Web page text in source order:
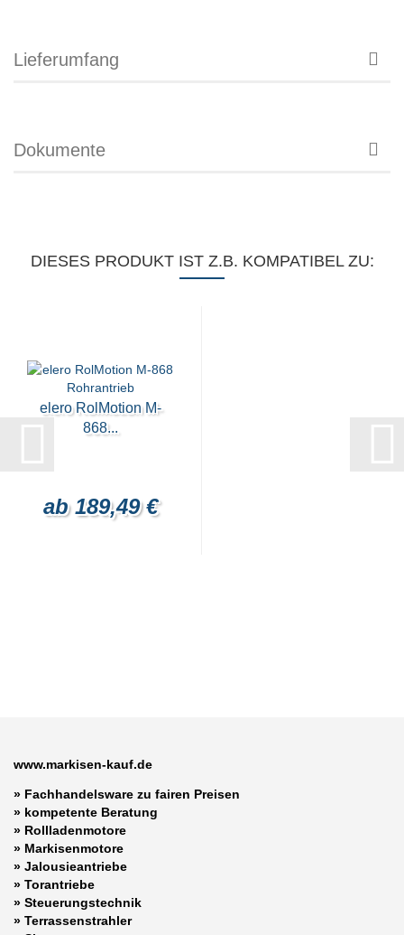
Lieferumfang
Dokumente
DIESES PRODUKT IST Z.B. KOMPATIBEL ZU:
elero RolMotion M-
868...
ab 189,49 €
www.markisen-kauf.de
» Fachhandelsware zu fairen Preisen
» kompetente Beratung
» Rollladenmotore
» Markisenmotore
» Jalousieantriebe
» Torantriebe
» Steuerungstechnik
» Terrassenstrahler